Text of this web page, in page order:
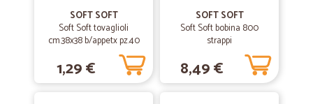
Velocissimi a consegnare molto seri e…
Velocissimi a consegnare molto seri e avete dei prodotti interessanti
grazie mille!!!
SOFT SOFT
Soft Soft tovaglioli
cm.38x38 b/appetx pz.40
1,29 €
SOFT SOFT
Soft Soft bobina 800
strappi
8,49 €